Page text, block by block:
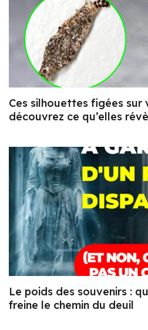
Ces silhouettes figées sur
découvrez ce qu’elles
Le poids des souvenirs :
freine le chemin du deuil